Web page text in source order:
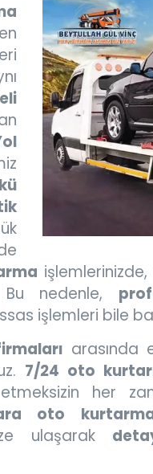
işlemlerinizde,
nedenle,
işlemleri bile
arasında
7/24 oto
her
oto
ulaşarak